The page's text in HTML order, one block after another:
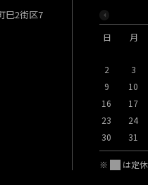
巳2街区7
日 月
2
3
9
10
16
17
23
24
30
31
※ は定